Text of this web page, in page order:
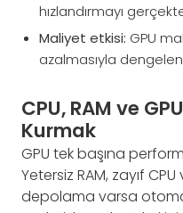
hızlandırmayı
Maliyet etkisi: GPU
azalmasıyla
CPU, RAM ve
Kurmak
GPU tek başına
Yetersiz RAM, zayıf
depolama varsa